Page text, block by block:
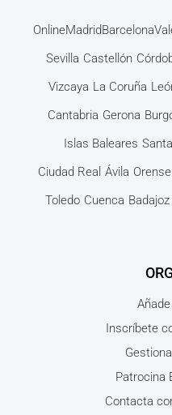
OnlineMadridBarcelona
Sevilla Castellón
Vizcaya La Coruña
Cantabria Gerona
Islas Baleares
Ciudad Real Ávila Orense
Toledo Cuenca Badajoz
Inscríbete
Patrocina
Contacta